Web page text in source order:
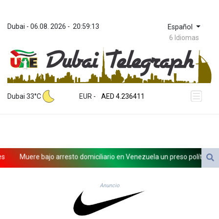
Dubai - 06.08. 2026 - 20:59:13 Español
6 Idiomas
Dubai 33°C EUR -
ZWL 371.442287
AED 4.236411
AED 4.236411
AFN 76.134675
ARS 1726.291717
AUD 1.638296
AZN 1.957663
BAM 1.954392
BBD 2.322816
Muere bajo arresto domiciliario en Venezuela un preso político de
Anuncio